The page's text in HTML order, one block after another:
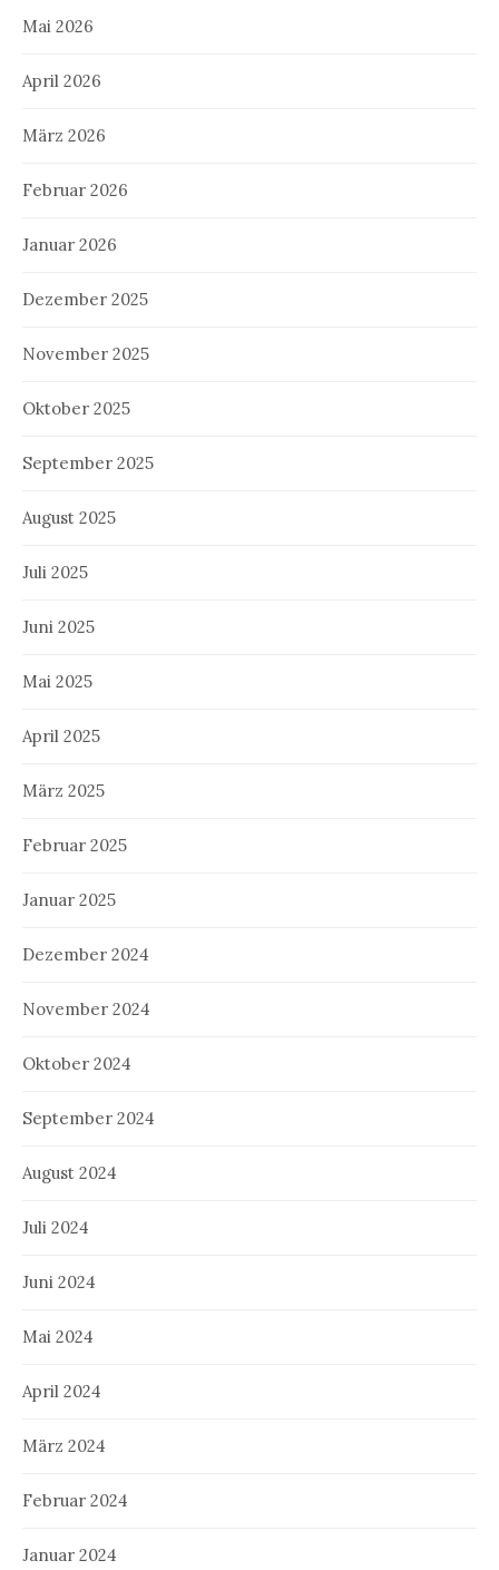
Mai 2026
April 2026
März 2026
Februar 2026
Januar 2026
Dezember 2025
November 2025
Oktober 2025
September 2025
August 2025
Juli 2025
Juni 2025
Mai 2025
April 2025
März 2025
Februar 2025
Januar 2025
Dezember 2024
November 2024
Oktober 2024
September 2024
August 2024
Juli 2024
Juni 2024
Mai 2024
April 2024
März 2024
Februar 2024
Januar 2024